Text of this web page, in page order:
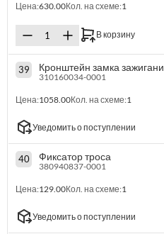
Цена:630.00Кол. на схеме:1
В корзину
39 Кронштейн замка
310160034-0001
Цена:1058.00Кол. на схеме:1
Уведомить о поступлении
40 Фиксатор троса
380940837-0001
Цена:129.00Кол. на схеме:1
Уведомить о поступлении